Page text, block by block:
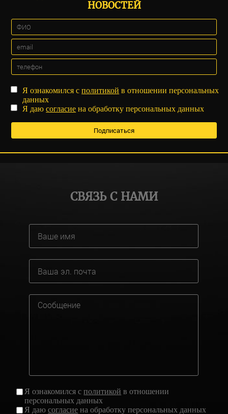
НОВОСТЕЙ
Я ознакомился сполитикой в отношении персональных
данных
Я даюсогласие на обработку персональных данных
СВЯЗЬ С НАМИ
Я ознакомился сполитикой в отношении
персональных данных
Я даюсогласие на обработку персональных данных